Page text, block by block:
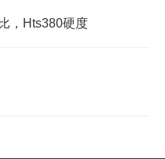
，Hts380硬度